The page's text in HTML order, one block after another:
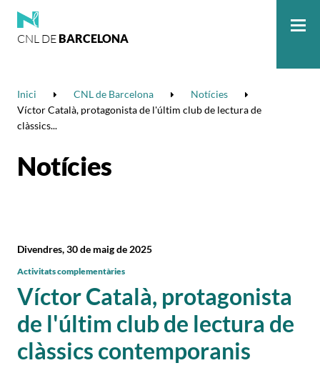
CNL DE BARCELONA
Inici CNL de Barcelona
Notícies
Víctor Català, protagonista de l'últim club de lectura de
clàssics...
Notícies
Víctor Català, protagonista
de l'últim club de lectura de
clàssics contemporanis
Divendres, 30 de maig de 2025
Activitats complementàries